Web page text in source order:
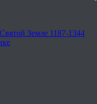
Земле 1187-1344